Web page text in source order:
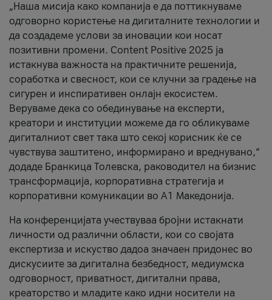
„Наша мисија како компанија е да поттикнуваме
одговорно користење на дигиталните технологии и
да создадеме услови за иновации кои носат
позитивни промени. Content Positive 2025 ја
истакнува важноста на практичните решенија,
соработка и свесност, кои се клучни за градење на
сигурен и инспиративен онлајн екосистем.
Веруваме дека со обединување на експерти,
креатори и институции можеме да го обликуваме
дигиталниот свет така што секој корисник ќе се
чувствува заштитено, информирано и вреднувано,“
додаде Бранкица Толевска, раководител на бизнис
трансформација, корпоративна стратегија и
корпоративни комуникации во А1 Македонија.
На конференцијата учествуваа бројни истакнати
личности од различни области, кои со својата
експертиза и искуство дадоа значаен придонес во
дискусиите за дигитална безбедност, медиумска
одговорност, приватност, дигитални права,
креаторство и младите како идни носители на